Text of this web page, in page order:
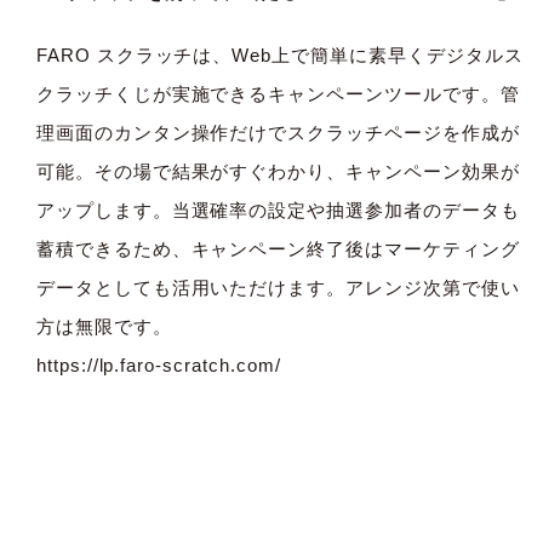
FARO スクラッチは、Web上で簡単に素早くデジタルス
クラッチくじが実施できるキャンペーンツールです。管
理画面のカンタン操作だけでスクラッチページを作成が
可能。その場で結果がすぐわかり、キャンペーン効果が
アップします。当選確率の設定や抽選参加者のデータも
蓄積できるため、キャンペーン終了後はマーケティング
データとしても活用いただけます。アレンジ次第で使い
方は無限です。
https://lp.faro-scratch.com/